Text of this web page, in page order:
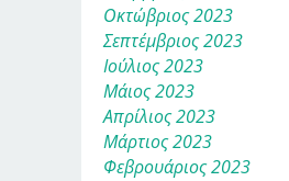
Οκτώβριος 2023
Σεπτέμβριος 2023
Ιούλιος 2023
Μάιος 2023
Απρίλιος 2023
Μάρτιος 2023
Φεβρουάριος 2023